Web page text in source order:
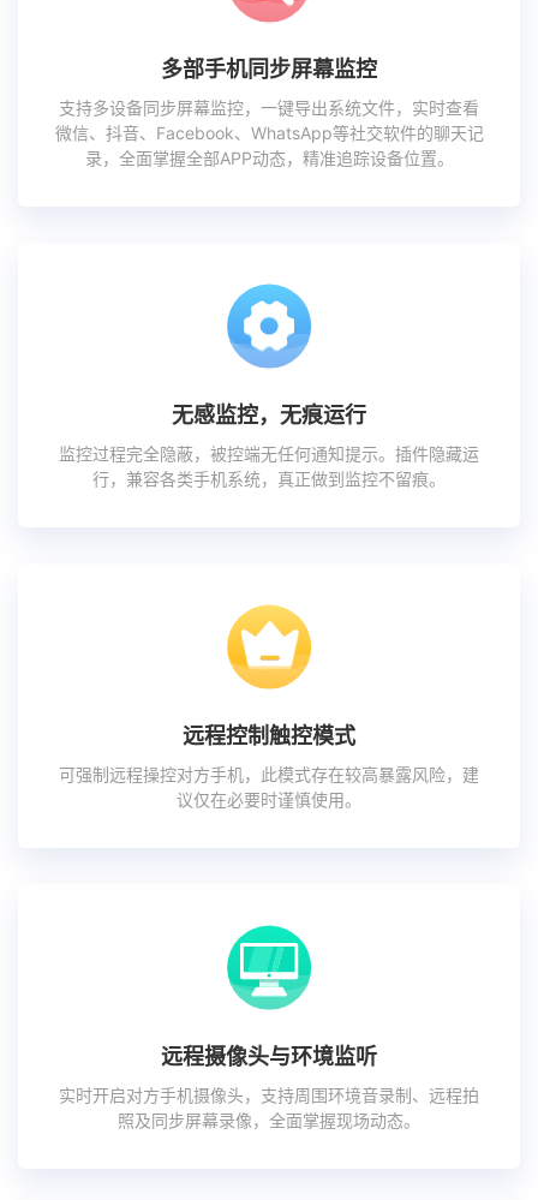
多部手机同步屏幕监控
支持多设备同步屏幕监控，一键导出系统文件，实时查看
微信、抖音、Facebook、WhatsApp等社交软件的聊天记
录，全面掌握全部APP动态，精准追踪设备位置。
无感监控，无痕运行
监控过程完全隐蔽，被控端无任何通知提示。插件隐藏运
行，兼容各类手机系统，真正做到监控不留痕。
远程控制触控模式
可强制远程操控对方手机，此模式存在较高暴露风险，建
议仅在必要时谨慎使用。
远程摄像头与环境监听
实时开启对方手机摄像头，支持周围环境音录制、远程拍
照及同步屏幕录像，全面掌握现场动态。